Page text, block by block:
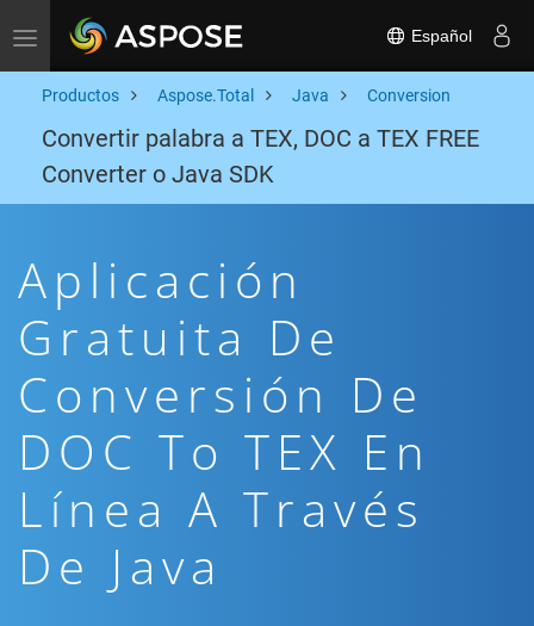
Toggle navigation Español
Productos Aspose.Total Java Conversion
Convertir palabra a TEX, DOC a TEX FREE
Converter o Java SDK
Aplicación
Gratuita De
Conversión De
DOC To TEX En
Línea A Través
De Java